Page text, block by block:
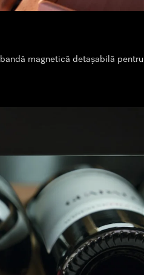
magnetică detașabilă pentru